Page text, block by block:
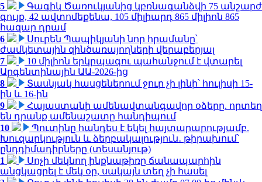
5
Գագիկ Ծառուկյանից կբռնագանձվի 75 անշարժ
գույք, 42 ավտոմեքենա, 105 միլիարդ 865 միլիոն 865
հազար դրամ
6
Սուրեն Պապիկյանի նոր հրամանը՝
ժամկետային զինծառայողների վերաբերյալ
7
10 միլիոն երկրպագու պահանջում է վտարել
Արգենտինային ԱԱ-2026-ից
8
Տասնյակ հասցեներում ջուր չի լինի՝ հուլիսի 15-
ին և 16-ին
9
Հայաստանի ամենավտանգավոր օձերը. որտեղ
են դրանք ամենաշատը հանդիպում
10
Պուտինը հանդես է եկել հայտարարությամբ.
Խուզարկություն և ձերբակալություն․ թիրախում՝
ընդդիմադիրները (տեսանյութ)
1
Սոչի մեկնող ինքնաթիռը ճանապարհին
անցկացրել է մեկ օր, սակայն տեղ չի հասել